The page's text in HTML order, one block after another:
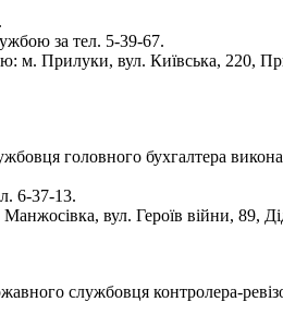
за тел. 5-39-67.
м. Прилуки, вул. Київська, 220,
головного бухгалтера
6-37-13.
вул. Героїв війни, 89,
службовця контролера-